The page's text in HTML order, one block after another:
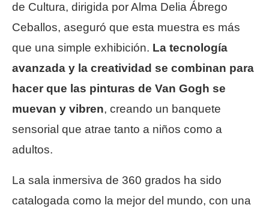
de Cultura, dirigida por Alma Delia Ábrego
Ceballos, aseguró que esta muestra es más
que una simple exhibición. La tecnología
avanzada y la creatividad se combinan para
hacer que las pinturas de Van Gogh se
muevan y vibren, creando un banquete
sensorial que atrae tanto a niños como a
adultos.
La sala inmersiva de 360 grados ha sido
catalogada como la mejor del mundo, con una